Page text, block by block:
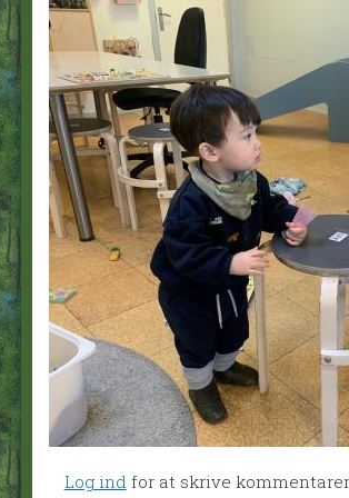
Log indfor at skrive kommentarer